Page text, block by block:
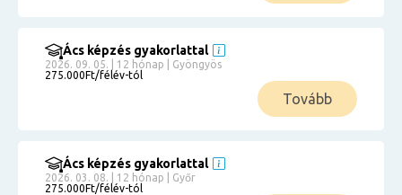
Ács képzés gyakorlattal
2026. 09. 05. | 12 hónap | Gyöngyös
275.000Ft/félév-tól
Tovább
Ács képzés gyakorlattal
2026. 03. 08. | 12 hónap | Győr
275.000Ft/félév-tól